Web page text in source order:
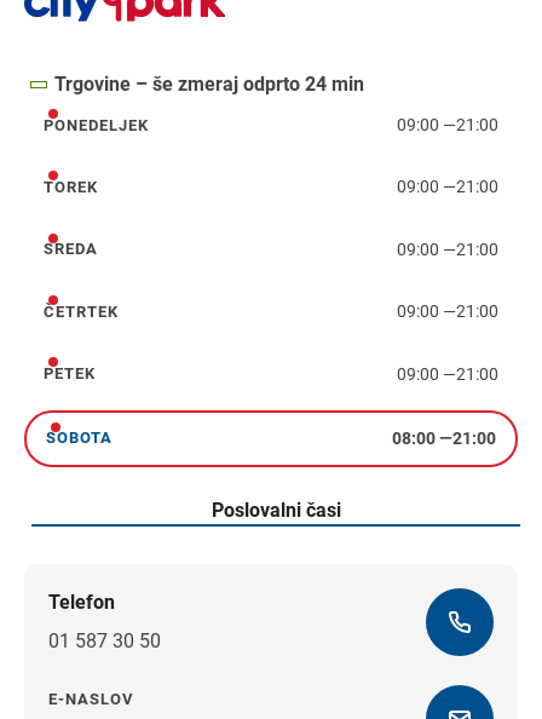
Trgovine – še zmeraj odprto 24 min
ponedeljek
PONEDELJEK 09:00 —21:00
torek
TOREK 09:00 —21:00
sreda
SREDA 09:00 —21:00
četrtek
ČETRTEK 09:00 —21:00
petek
PETEK 09:00 —21:00
sobota
SOBOTA 08:00—21:00
Poslovalni časi
Telefon
01 587 30 50
E-NASLOV